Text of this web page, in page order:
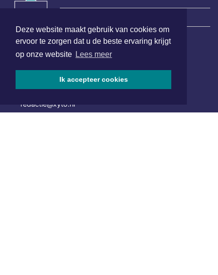
Deze website maakt gebruik van cookies om
ervoor te zorgen dat u de beste ervaring krijgt
op onze website Lees meer
Ik accepteer cookies
Hoofdvestiging:
072 8200 600
redactie@xyto.nl